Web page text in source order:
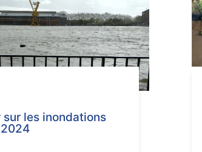
Cliquer ici
sur les inondations
2024